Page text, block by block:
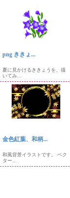
png ききょ...
夏に見かけるききょうを、描
いてみ...
金色紅葉、和柄...
和風背景イラストです。 ベク
ター...